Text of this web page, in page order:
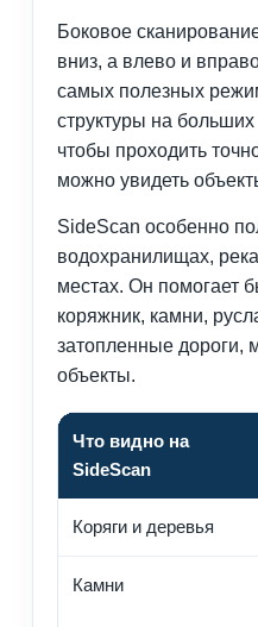
Боковое
вниз, а влево и
самых полезных
структуры на
чтобы проходить
можно увидеть
SideScan особенно
водохранилищах,
местах. Он помогает
коряжник, камни,
затопленные дороги,
объекты.
Что видно на
SideScan
Коряги и деревья
Камни